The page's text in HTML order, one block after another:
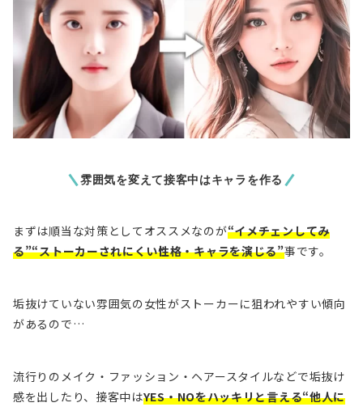
雰囲気を変えて接客中はキャラを作る
まずは順当な対策としてオススメなのが“イメチェンしてみ
る”“ストーカーされにくい性格・キャラを演じる”事です。
垢抜けていない雰囲気の女性がストーカーに狙われやすい傾向
があるので…
流行りのメイク・ファッション・ヘアースタイルなどで垢抜け
感を出したり、接客中はYES・NOをハッキリと言える“他人に